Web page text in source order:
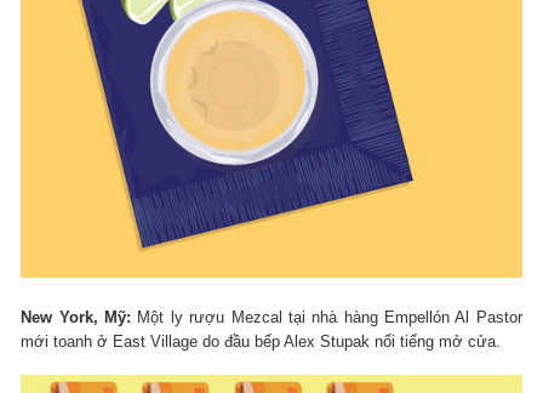
New York, Mỹ: Một ly rượu Mezcal tại nhà hàng Empellón Al Pastor
mới toanh ở East Village do đầu bếp Alex Stupak nổi tiếng mở cửa.